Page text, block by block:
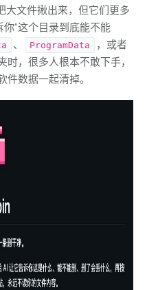
大文件揪出来，但它们更多
你“这个目录到底能不能
、 ProgramData
，或者
，很多人根本不敢下手，
数据一起清掉。